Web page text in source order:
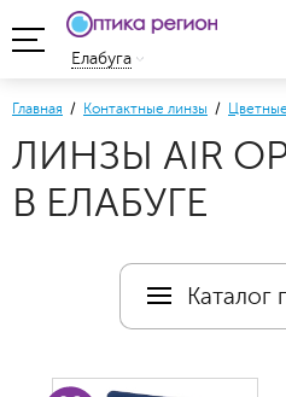
Елабуга
Главная / Контактные линзы /
ЛИНЗЫ AIR
В ЕЛАБУГЕ
Каталог